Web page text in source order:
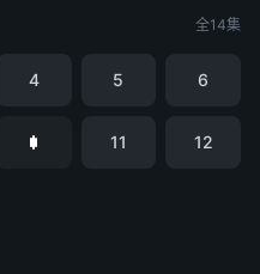
全14集
4 5 6
11 12